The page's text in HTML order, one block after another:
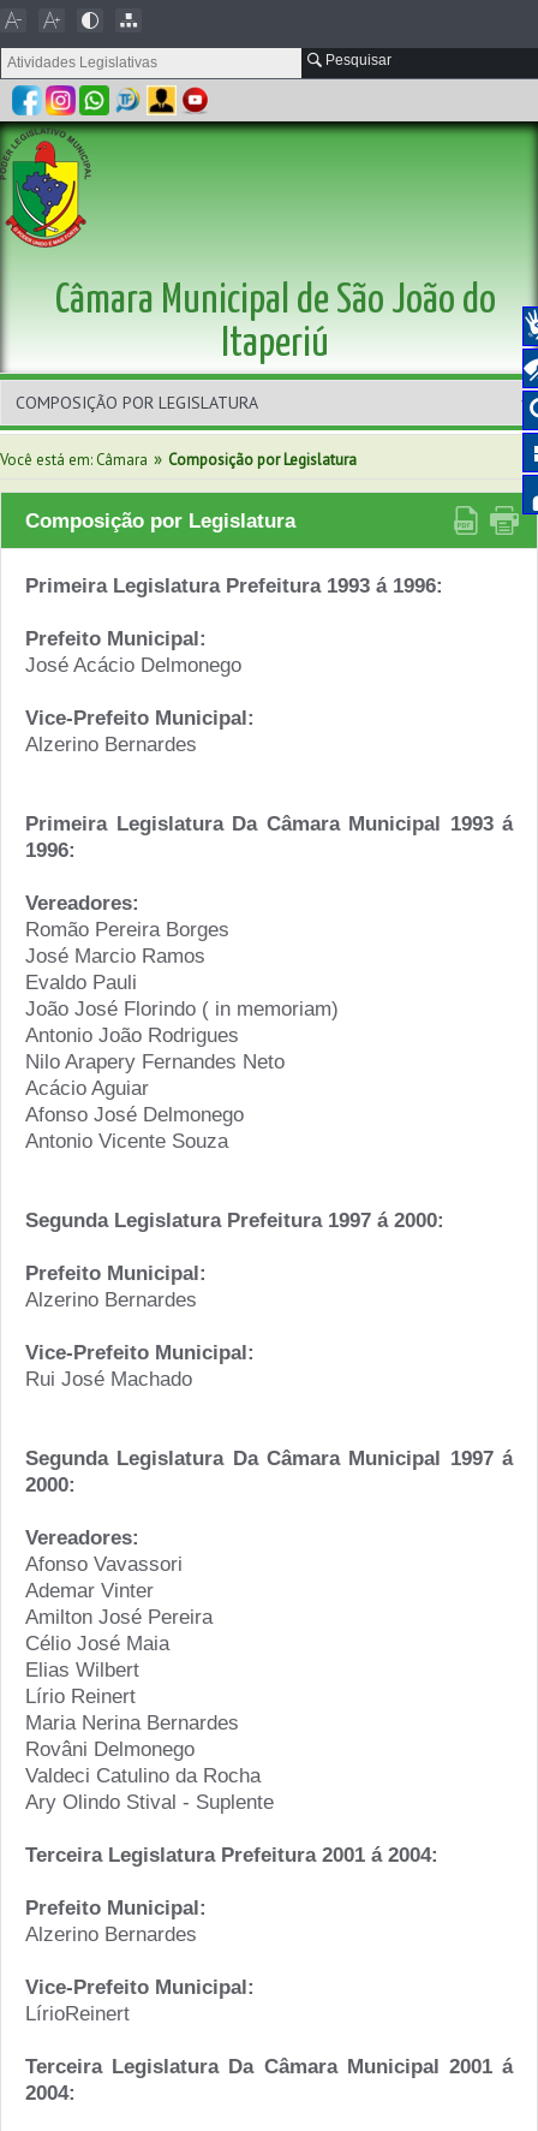
Pesquisar
Câmara Municipal de São João do
Itaperiú
Você está em: Câmara » Composição por Legislatura
Composição por Legislatura
Primeira Legislatura Prefeitura 1993 á 1996:
Prefeito Municipal:
José Acácio Delmonego
Vice-Prefeito Municipal:
Alzerino Bernardes
Primeira Legislatura Da Câmara Municipal 1993 á
1996:
Vereadores:
Romão Pereira Borges
José Marcio Ramos
Evaldo Pauli
João José Florindo ( in memoriam)
Antonio João Rodrigues
Nilo Arapery Fernandes Neto
Acácio Aguiar
Afonso José Delmonego
Antonio Vicente Souza
Segunda Legislatura Prefeitura 1997 á 2000:
Prefeito Municipal:
Alzerino Bernardes
Vice-Prefeito Municipal:
Rui José Machado
Segunda Legislatura Da Câmara Municipal 1997 á
2000:
Vereadores:
Afonso Vavassori
Ademar Vinter
Amilton José Pereira
Célio José Maia
Elias Wilbert
Lírio Reinert
Maria Nerina Bernardes
Rovâni Delmonego
Valdeci Catulino da Rocha
Ary Olindo Stival - Suplente
Terceira Legislatura Prefeitura 2001 á 2004:
Prefeito Municipal:
Alzerino Bernardes
Vice-Prefeito Municipal:
LírioReinert
Terceira Legislatura Da Câmara Municipal 2001 á
2004: